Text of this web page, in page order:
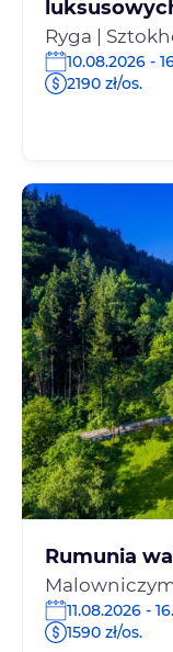
Ryga |
10.08.2026 -
2190 zł/os.
Rumunia
11.08.2026 -
1590 zł/os.